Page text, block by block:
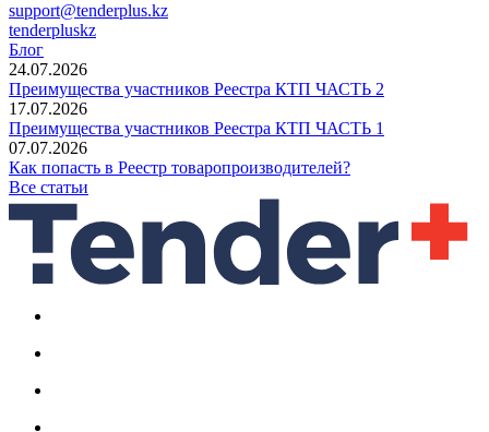
support@tenderplus.kz
tenderpluskz
Блог
24.07.2026
Преимущества участников Реестра КТП ЧАСТЬ 2
17.07.2026
Преимущества участников Реестра КТП ЧАСТЬ 1
07.07.2026
Как попасть в Реестр товаропроизводителей?
Все статьи